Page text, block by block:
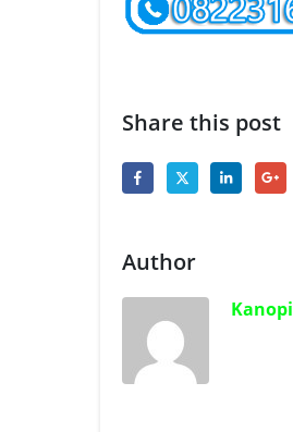
Share this post
Author
Kanopi